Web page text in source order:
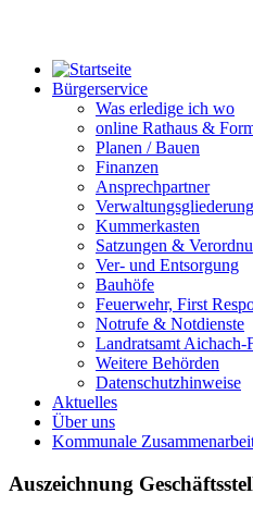
Bürgerservice
Was erledige ich wo
online Rathaus &
Planen / Bauen
Finanzen
Ansprechpartner
Verwaltungsgliederung
Kummerkasten
Satzungen &
Ver- und Entsorgung
Bauhöfe
Feuerwehr, First
Notrufe & Notdienste
Landratsamt Aichach-
Weitere Behörden
Datenschutzhinweise
Aktuelles
Über uns
Kommunale
Auszeichnung